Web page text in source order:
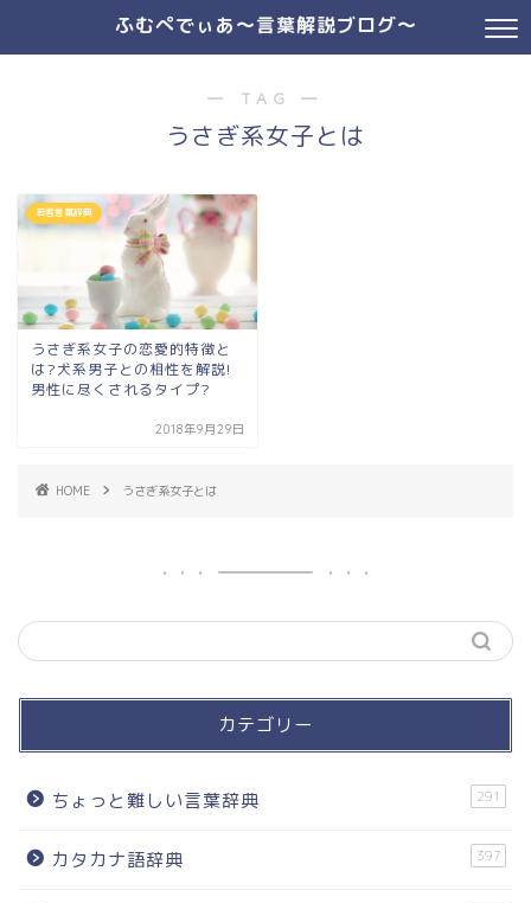
ふむぺでぃあ～言葉解説ブログ～
― TAG ―
うさぎ系女子とは
若者言葉辞典
うさぎ系女子の恋愛的特徴と
は?犬系男子との相性を解説!
男性に尽くされるタイプ?
2018年9月29日
HOME うさぎ系女子とは
カテゴリー
ちょっと難しい言葉辞典 291
カタカナ語辞典 397